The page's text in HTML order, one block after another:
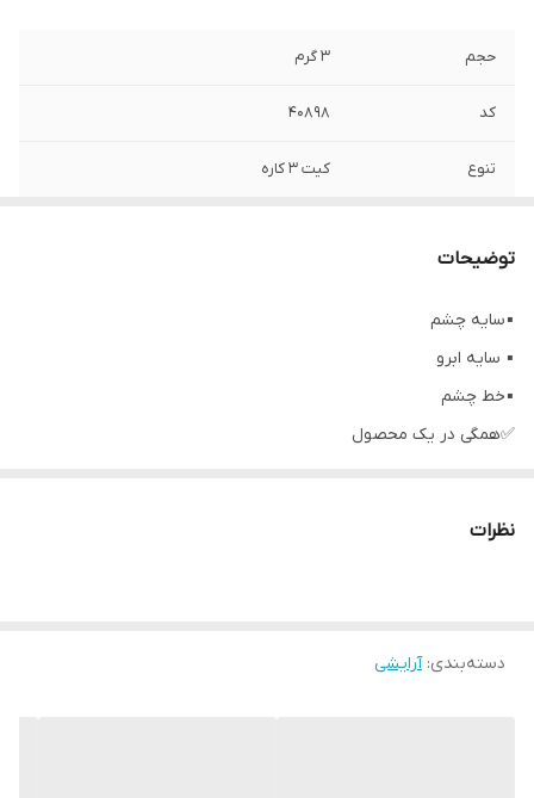
حجم ۳ گرم
کد ۴۰۸۹۸
تنوع کیت ۳ کاره
توضیحات
▪️سایه چشم
▪️ سایه ابرو
▪️خط چشم
✅همگی در یک محصول
✔️پودری بسیار نرم
✔️بدون ایجاد لک
نظرات
دسته‌بندی:آرایشی